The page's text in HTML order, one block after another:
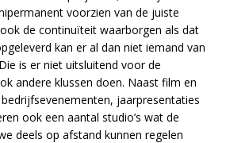
voorzien van de juiste
de continuïteit waarborgen als dat
kan er al dan niet iemand van
is er niet uitsluitend voor de
andere klussen doen. Naast film en
jaarpresentaties
ook een aantal studio’s wat de
deels op afstand kunnen regelen